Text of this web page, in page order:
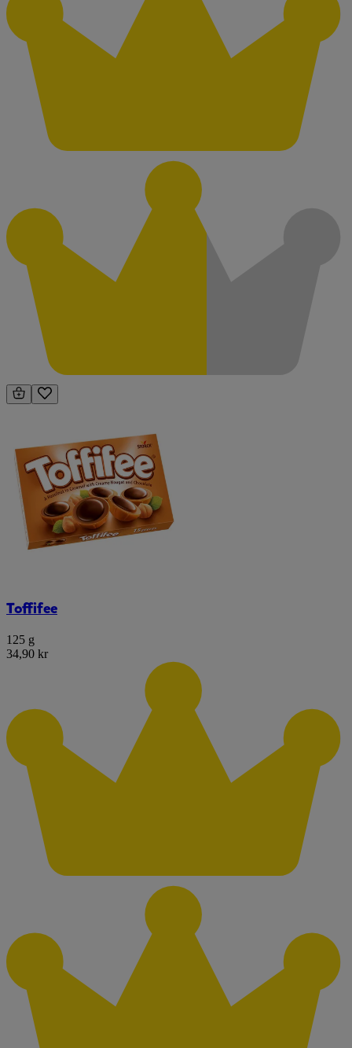
Toffifee
125 g
34,90 kr